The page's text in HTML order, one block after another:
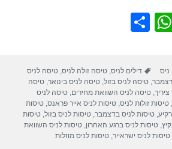
T
W
s
A
p
p
e
קטגוריות
ניס תגיות
דילים לניס,טיסה זולה לניס,טיסה לניס
,טיסה לניס בזול,טיסה לניס בינואר,טיסה
,טיסה לניס השוואת מחירים,טיסה לניס
,טיסות זולות לניס,טיסות לניס אייר פראנס,טיסות
,טיסות לניס בדצמבר,טיסות לניס בזול,טיסות
,טיסות לניס ברגע האחרון,טיסות לניס השוואת
טיסות לניס ישראייר,טיסות לניס מוזלות